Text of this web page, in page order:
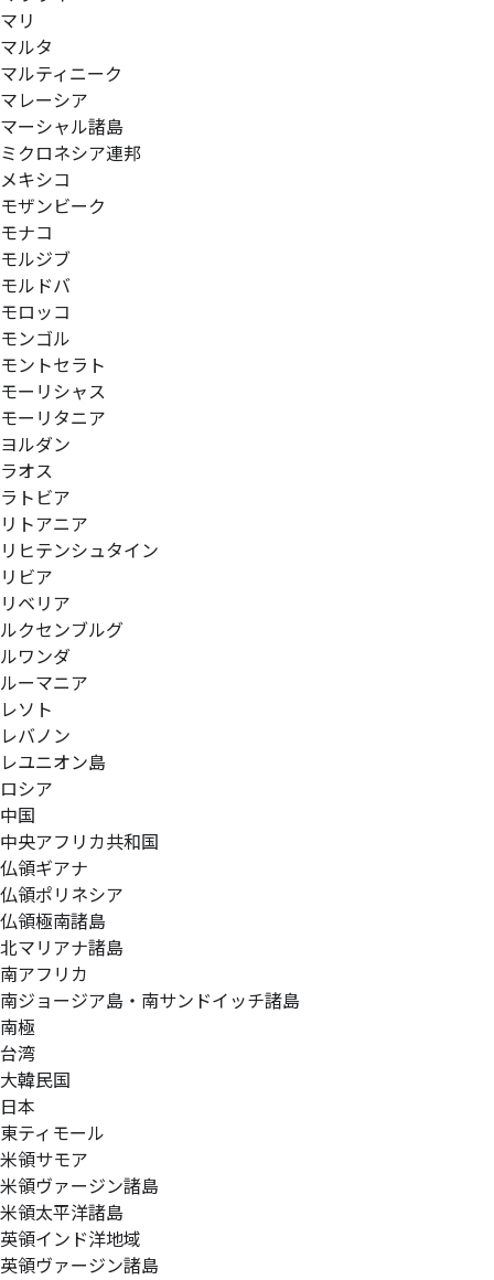
マリ
マルタ
マルティニーク
マレーシア
マーシャル諸島
ミクロネシア連邦
メキシコ
モザンビーク
モナコ
モルジブ
モルドバ
モロッコ
モンゴル
モントセラト
モーリシャス
モーリタニア
ヨルダン
ラオス
ラトビア
リトアニア
リヒテンシュタイン
リビア
リベリア
ルクセンブルグ
ルワンダ
ルーマニア
レソト
レバノン
レユニオン島
ロシア
中国
中央アフリカ共和国
仏領ギアナ
仏領ポリネシア
仏領極南諸島
北マリアナ諸島
南アフリカ
南ジョージア島・南サンドイッチ諸島
南極
台湾
大韓民国
日本
東ティモール
米領サモア
米領ヴァージン諸島
米領太平洋諸島
英領インド洋地域
英領ヴァージン諸島